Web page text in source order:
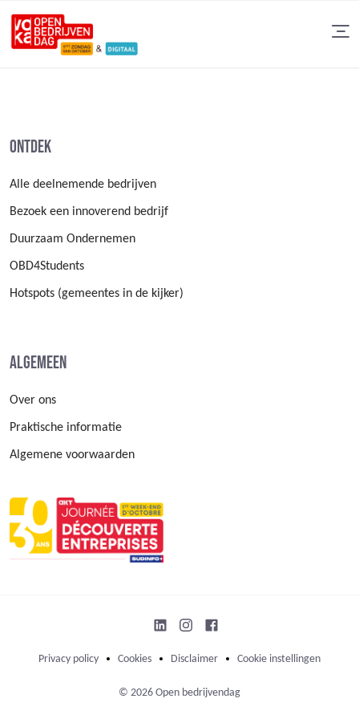
Ontdek
Alle deelnemende bedrijven
Bezoek een innoverend bedrijf
Duurzaam Ondernemen
OBD4Students
Hotspots (gemeentes in de kijker)
Algemeen
Over ons
Praktische informatie
Algemene voorwaarden
Privacy policy Cookies Disclaimer Cookie instellingen
© 2026 Open bedrijvendag